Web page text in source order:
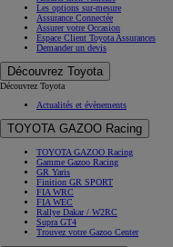
Les options sur-mesure
Assurance Connectée
Assurer votre Occasion
Espace Client Toyota Assurances
Demander un devis
Découvrez Toyota
Découvrez Toyota
Actualités et évènements
TOYOTA GAZOO Racing
TOYOTA GAZOO Racing
Gamme Gazoo Racing
GR Yaris
Finition GR SPORT
FIA WRC
FIA WEC
Rallye Dakar / W2RC
Supra GT4
Trouvez votre Gazoo Center